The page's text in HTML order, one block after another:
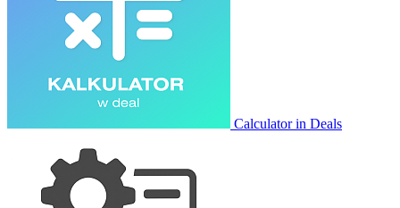
Calculator in Deals